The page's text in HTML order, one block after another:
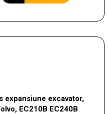
expansiune excavator,
EC210B EC240B